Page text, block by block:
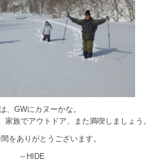
、GWにカヌーかな。
家族でアウトドア、また満喫しましょう。
をありがとうございます。
～HIDE